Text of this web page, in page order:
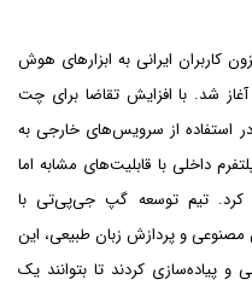
کاربران ایرانی به ابزارهای هوش
شد. با افزایش تقاضا برای چت
از سرویس‌های خارجی به
داخلی با قابلیت‌های مشابه اما
کرد. تیم توسعه گپ جی‌پی‌تی با
و پردازش زبان طبیعی، این
و پیاده‌سازی کردند تا بتوانند یک